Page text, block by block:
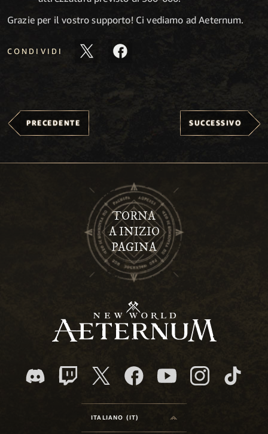
Grazie per il vostro supporto! Ci vediamo ad Aeternum.
CONDIVIDI
PRECEDENTE SUCCESSIVO
TORNA
A INIZIO
PAGINA
ITALIANO (IT)